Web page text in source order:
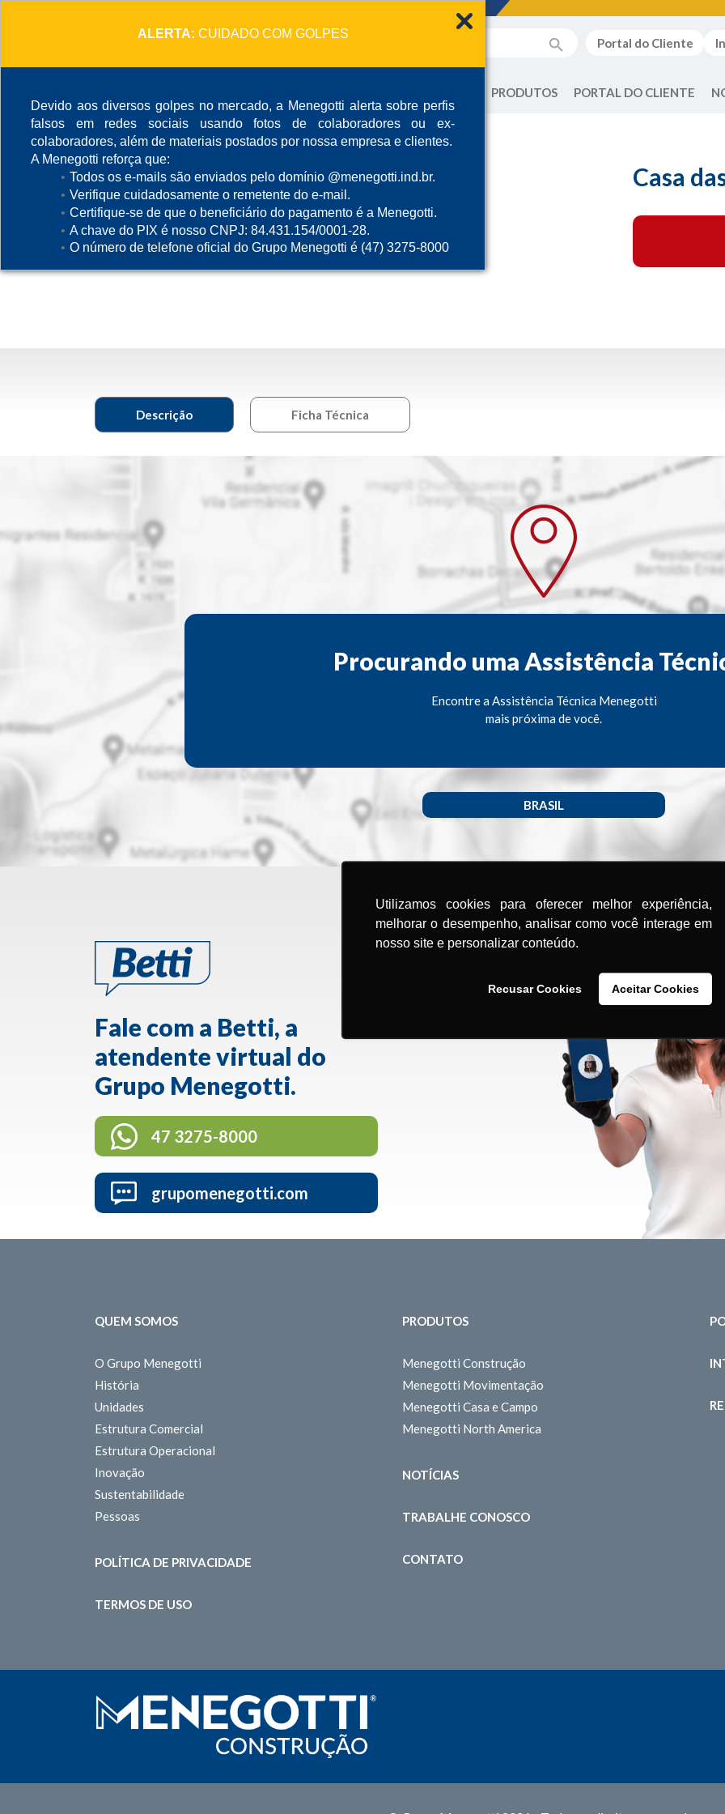
ALERTA: CUIDADO COM GOLPES
Devido aos diversos golpes no mercado, a Menegotti alerta sobre perfis
falsos em redes sociais usando fotos de colaboradores ou ex-
colaboradores, além de materiais postados por nossa empresa e clientes.
A Menegotti reforça que:
Todos os e-mails são enviados pelo domínio @menegotti.ind.br.
Verifique cuidadosamente o remetente do e-mail.
Certifique-se de que o beneficiário do pagamento é a Menegotti.
A chave do PIX é nosso CNPJ: 84.431.154/0001-28.
O número de telefone oficial do Grupo Menegotti é (47) 3275-8000
Utilizamos cookies para oferecer melhor experiência,
melhorar o desempenho, analisar como você interage em
nosso site e personalizar conteúdo.
Recusar Cookies Aceitar Cookies
Portal do Cliente
PRODUTOS PORTAL DO CLIENTE
Casa
Descrição Ficha Técnica
Procurando uma Assistência
Encontre a Assistência Técnica Menegotti
mais próxima de você.
BRASIL
Fale com a Betti, a
atendente virtual do
Grupo Menegotti.
47 3275-8000
grupomenegotti.com
QUEM SOMOS
O Grupo Menegotti
História
Unidades
Estrutura Comercial
Estrutura Operacional
Inovação
Sustentabilidade
Pessoas
POLÍTICA DE PRIVACIDADE
TERMOS DE USO
PRODUTOS
Menegotti Construção
Menegotti Movimentação
Menegotti Casa e Campo
Menegotti North America
NOTÍCIAS
TRABALHE CONOSCO
CONTATO